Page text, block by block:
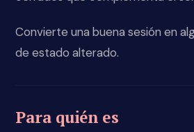
Convierte una buena sesión en
de estado alterado.
Para quién es